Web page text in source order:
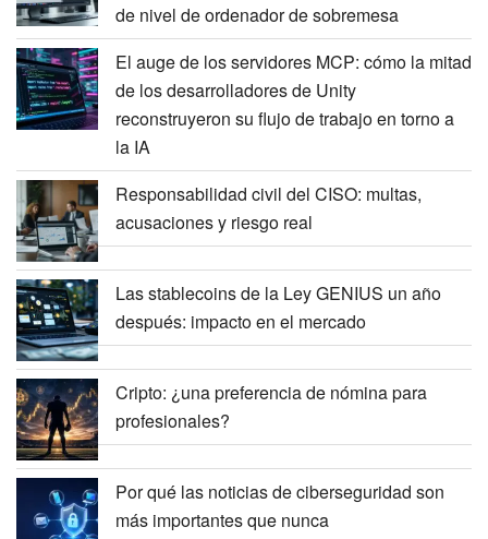
de nivel de ordenador de sobremesa
El auge de los servidores MCP: cómo la mitad
de los desarrolladores de Unity
reconstruyeron su flujo de trabajo en torno a
la IA
Responsabilidad civil del CISO: multas,
acusaciones y riesgo real
Las stablecoins de la Ley GENIUS un año
después: impacto en el mercado
Cripto: ¿una preferencia de nómina para
profesionales?
Por qué las noticias de ciberseguridad son
más importantes que nunca